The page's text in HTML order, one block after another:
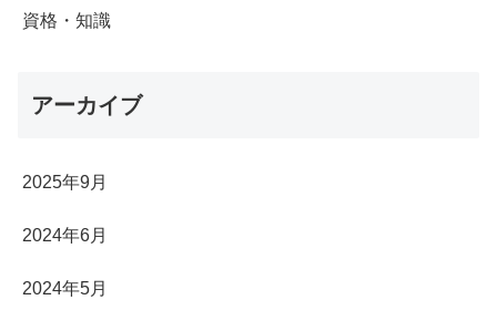
資格・知識
アーカイブ
2025年9月
2024年6月
2024年5月